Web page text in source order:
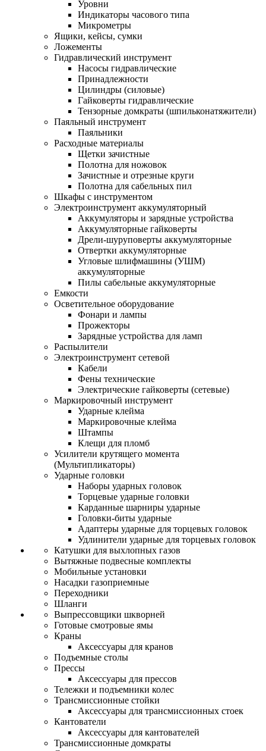
Уровни
Индикаторы часового типа
Микрометры
Ящики, кейсы, сумки
Ложементы
Гидравлический инструмент
Насосы гидравлические
Принадлежности
Цилиндры (силовые)
Гайковерты гидравлические
Тензорные домкраты (шпильконатяжители)
Паяльный инструмент
Паяльники
Расходные материалы
Щетки зачистные
Полотна для ножовок
Зачистные и отрезные круги
Полотна для сабельных пил
Шкафы с инструментом
Электроинструмент аккумуляторный
Аккумуляторы и зарядные устройства
Аккумуляторные гайковерты
Дрели-шуруповерты аккумуляторные
Отвертки аккумуляторные
Угловые шлифмашины (УШМ)
аккумуляторные
Пилы сабельные аккумуляторные
Емкости
Осветительное оборудование
Фонари и лампы
Прожекторы
Зарядные устройства для ламп
Распылители
Электроинструмент сетевой
Кабели
Фены технические
Электрические гайковерты (сетевые)
Маркировочный инструмент
Ударные клейма
Маркировочные клейма
Штампы
Клещи для пломб
Усилители крутящего момента
(Мультипликаторы)
Ударные головки
Наборы ударных головок
Торцевые ударные головки
Карданные шарниры ударные
Головки-биты ударные
Адаптеры ударные для торцевых головок
Удлинители ударные для торцевых головок
Катушки для выхлопных газов
Вытяжные подвесные комплекты
Мобильные установки
Насадки газоприемные
Переходники
Шланги
Выпрессовщики шкворней
Готовые смотровые ямы
Краны
Аксессуары для кранов
Подъемные столы
Прессы
Аксессуары для прессов
Тележки и подъемники колес
Трансмиссионные стойки
Аксессуары для трансмиссионных стоек
Кантователи
Аксессуары для кантователей
Трансмиссионные домкраты